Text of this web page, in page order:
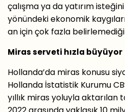
çalışma ya da yatırım
yönündeki ekonomik
an için çok fazla
Miras serveti hızla büyüyor
Hollanda’da miras konusu
Hollanda İstatistik Kurumu
yıllık miras yoluyla aktarılan